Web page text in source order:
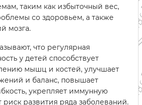
таким как избыточный вес,
со здоровьем, а также
мозга.
что регулярная
у детей способствует
мышц и костей, улучшает
и баланс, повышает
укрепляет иммунную
развития ряда заболеваний.